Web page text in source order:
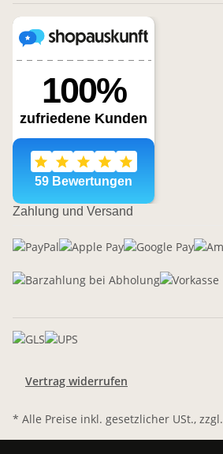
Zahlung und Versand
Vertrag widerrufen
* Alle Preise inkl. gesetzlicher USt., zzgl.